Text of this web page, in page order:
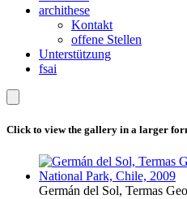
archithese
Kontakt
offene Stellen
Unterstützung
fsai
Click to view the gallery in a larger
Germán del Sol, Termas